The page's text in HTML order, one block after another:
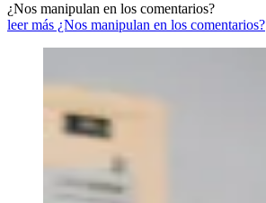
¿Nos manipulan en los comentarios?
leer más ¿Nos manipulan en los comentarios?